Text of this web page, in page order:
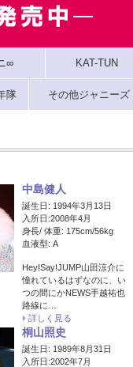
∞ KAT-TUN
隊 その他ジャニーズ
中島健人
誕生日: 1994年3月13日
入所日:2008年4月
身長/ 体重: 175cm/56kg
血液型: A
Hey!Say!JUMP山田涼介に
憧れているはずなのに、い
つの間にかNEWS手越祐也
路線に…
詳しく見る
桐山照史
誕生日: 1989年8月31日
入所日:2002年7月